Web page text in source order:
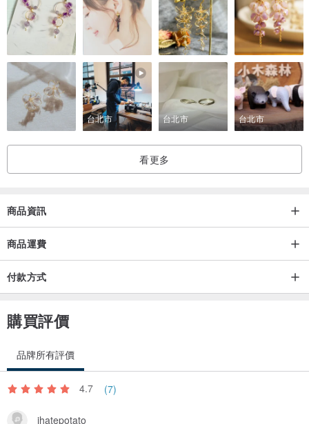
/沾上油漬或被汗水、雨水時
請盡快洗滌
/衣物洗滌後應立即晾起
以免沾色
衣物未乾時請勿重疊
/不同顏色的衣物應該分開洗滌
以免造成顏色改變
尤其是白色衣物
/因各類顯示器及拍攝方式的不同可能會有色差情況出現
顏色請以實物為准
/收到商品後若發現質量問題 (線頭 色差除外)
感謝您的包容與理解
拍下商品即默認上述事項 為了您的權益 請在購買前仔細閱讀
如在穿著中有任何疑問 歡迎諮詢
台北市 台北市 台北市
看更多
商品資訊
商品運費
付款方式
購買評價
品牌所有評價
4.7 (7)
ihatepotato